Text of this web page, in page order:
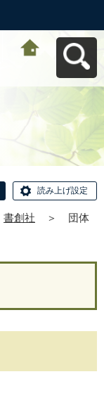
読み上げ設定
書創社 ＞
団体